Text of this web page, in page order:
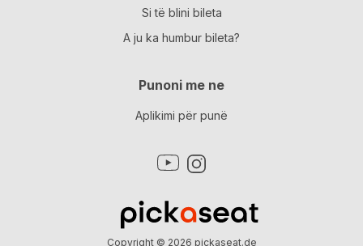
Si të blini bileta
A ju ka humbur bileta?
Punoni me ne
Aplikimi për punë
Copyright © 2026 pickaseat.de